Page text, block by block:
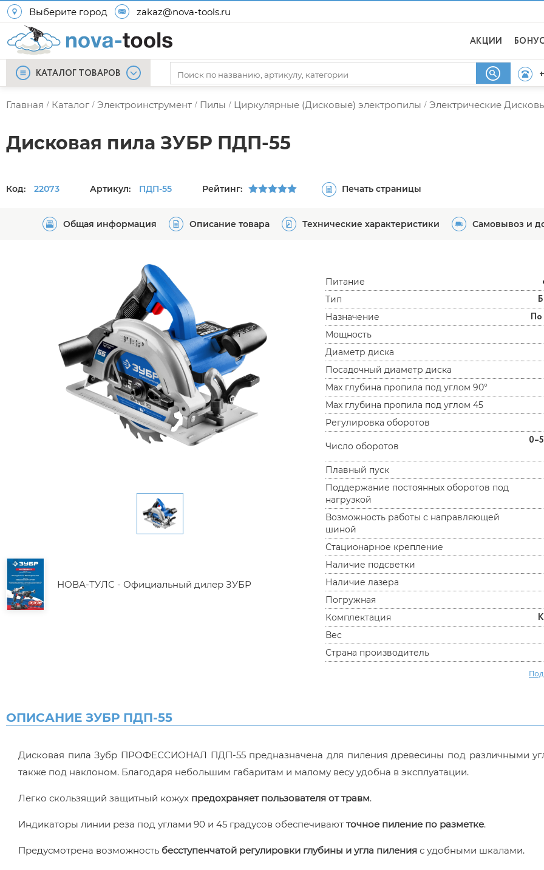
Выберите город zakaz@nova-tools.ru
АКЦИИ
КАТАЛОГ ТОВАРОВ
Главная / Каталог / Электроинструмент / Пилы / Циркулярные (Дисковые) электропилы / Электрические
Дисковая пила ЗУБР ПДП-55
Код: 22073 Артикул: ПДП-55 Рейтинг: Печать страницы
Общая информация Описание товара Технические характеристики Самовывоз и
НОВА-ТУЛС - Официальный дилер ЗУБР
Питание
Тип
Назначение По
Мощность
Диаметр диска
Посадочный диаметр диска
Max глубина пропила под углом 90°
Max глубина пропила под углом 45
Регулировка оборотов
Число оборотов
Плавный пуск
Поддержание постоянных оборотов под
нагрузкой
Возможность работы с направляющей
шиной
Стационарное крепление
Наличие подсветки
Наличие лазера
Погружная
Комплектация
Вес
Страна производитель
ОПИСАНИЕ ЗУБР ПДП-55
Дисковая пила Зубр ПРОФЕССИОНАЛ ПДП-55 предназначена для пиления древесины под различными
также под наклоном. Благодаря небольшим габаритам и малому весу удобна в эксплуатации.
Легко скользящий защитный кожух предохраняет пользователя от травм.
Индикаторы линии реза под углами 90 и 45 градусов обеспечивают точное пиление по разметке.
Предусмотрена возможность бесступенчатой регулировки глубины и угла пиления с удобными шкалами.